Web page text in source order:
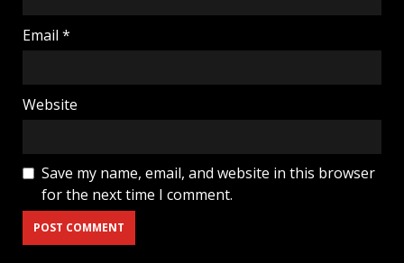
Email *
Website
Save my name, email, and website in this browser
for the next time I comment.